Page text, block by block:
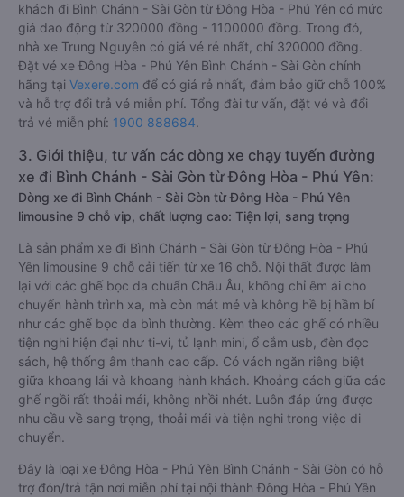
khách đi Bình Chánh - Sài Gòn từ Đông Hòa - Phú Yên có mức
giá dao động từ 320000 đồng - 1100000 đồng. Trong đó,
nhà xe Trung Nguyên có giá vé rẻ nhất, chỉ 320000 đồng.
Đặt vé xe Đông Hòa - Phú Yên Bình Chánh - Sài Gòn chính
hãng tại Vexere.com để có giá rẻ nhất, đảm bảo giữ chỗ 100%
và hỗ trợ đổi trả vé miễn phí. Tổng đài tư vấn, đặt vé và đổi
trả vé miễn phí: 1900 888684.
3. Giới thiệu, tư vấn các dòng xe chạy tuyến đường
xe đi Bình Chánh - Sài Gòn từ Đông Hòa - Phú Yên:
Dòng xe đi Bình Chánh - Sài Gòn từ Đông Hòa - Phú Yên
limousine 9 chỗ vip, chất lượng cao: Tiện lợi, sang trọng
Là sản phẩm xe đi Bình Chánh - Sài Gòn từ Đông Hòa - Phú
Yên limousine 9 chỗ cải tiến từ xe 16 chỗ. Nội thất được làm
lại với các ghế bọc da chuẩn Châu Âu, không chỉ êm ái cho
chuyến hành trình xa, mà còn mát mẻ và không hề bị hầm bí
như các ghế bọc da bình thường. Kèm theo các ghế có nhiều
tiện nghi hiện đại như ti-vi, tủ lạnh mini, ổ cắm usb, đèn đọc
sách, hệ thống âm thanh cao cấp. Có vách ngăn riêng biệt
giữa khoang lái và khoang hành khách. Khoảng cách giữa các
ghế ngồi rất thoải mái, không nhồi nhét. Luôn đáp ứng được
nhu cầu về sang trọng, thoải mái và tiện nghi trong việc di
chuyển.
Đây là loại xe Đông Hòa - Phú Yên Bình Chánh - Sài Gòn có hỗ
trợ đón/trả tận nơi miễn phí tại nội thành Đông Hòa - Phú Yên